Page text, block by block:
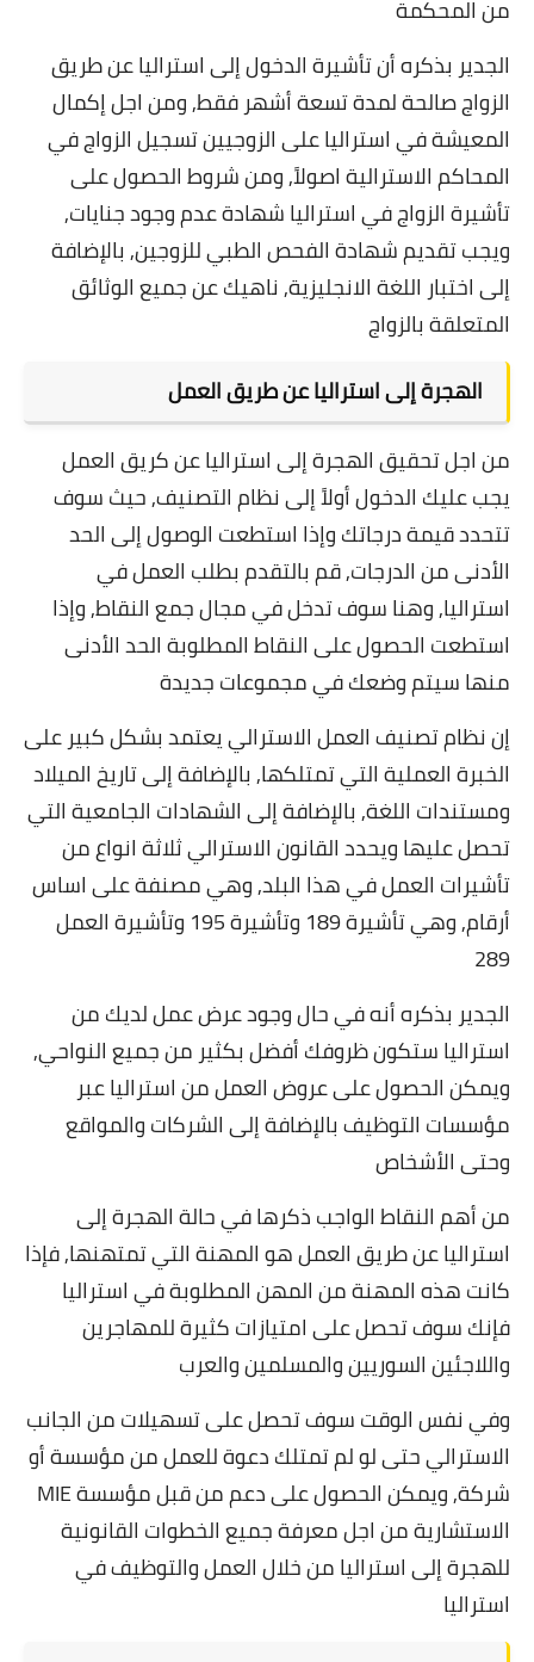
من المحكمة
الجدير بذكره أن تأشيرة الدخول إلى استراليا عن طريق
الزواج صالحة لمدة تسعة أشهر فقط, ومن اجل إكمال
المعيشة في استراليا على الزوجيين تسجيل الزواج في
المحاكم الاسترالية اصولاً, ومن شروط الحصول على
تأشيرة الزواج في استراليا شهادة عدم وجود جنايات,
ويجب تقديم شهادة الفحص الطبي للزوجين, بالإضافة
إلى اختبار اللغة الانجليزية, ناهيك عن جميع الوثائق
المتعلقة بالزواج
الهجرة إلى استراليا عن طريق العمل
من اجل تحقيق الهجرة إلى استراليا عن كريق العمل
يجب عليك الدخول أولاً إلى نظام التصنيف, حيث سوف
تتحدد قيمة درجاتك وإذا استطعت الوصول إلى الحد
الأدنى من الدرجات, قم بالتقدم بطلب العمل في
استراليا, وهنا سوف تدخل في مجال جمع النقاط, وإذا
استطعت الحصول على النقاط المطلوبة الحد الأدنى
منها سيتم وضعك في مجموعات جديدة
إن نظام تصنيف العمل الاسترالي يعتمد بشكل كبير على
الخبرة العملية التي تمتلكها, بالإضافة إلى تاريخ الميلاد
ومستندات اللغة, بالإضافة إلى الشهادات الجامعية التي
تحصل عليها ويحدد القانون الاسترالي ثلاثة انواع من
تأشيرات العمل في هذا البلد, وهي مصنفة على اساس
أرقام, وهي تأشيرة 189 وتأشيرة 195 وتأشيرة العمل
289
الجدير بذكره أنه في حال وجود عرض عمل لديك من
استراليا ستكون ظروفك أفضل بكثير من جميع النواحي,
ويمكن الحصول على عروض العمل من استراليا عبر
مؤسسات التوظيف بالإضافة إلى الشركات والمواقع
وحتى الأشخاص
من أهم النقاط الواجب ذكرها في حالة الهجرة إلى
استراليا عن طريق العمل هو المهنة التي تمتهنها, فإذا
كانت هذه المهنة من المهن المطلوبة في استراليا
فإنك سوف تحصل على امتيازات كثيرة للمهاجرين
واللاجئين السوريين والمسلمين والعرب
وفي نفس الوقت سوف تحصل على تسهيلات من الجانب
الاسترالي حتى لو لم تمتلك دعوة للعمل من مؤسسة أو
شركة, ويمكن الحصول على دعم من قبل مؤسسة MIE
الاستشارية من اجل معرفة جميع الخطوات القانونية
للهجرة إلى استراليا من خلال العمل والتوظيف في
استراليا